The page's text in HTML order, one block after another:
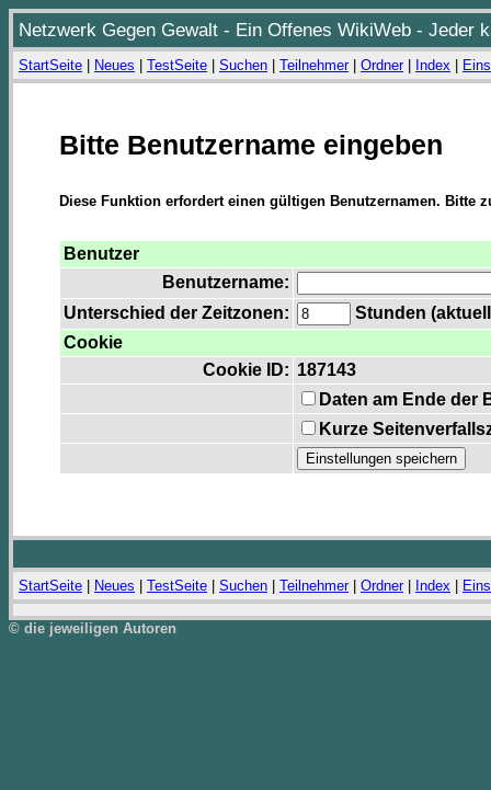
Netzwerk Gegen Gewalt - Ein Offenes WikiWeb - Jeder
StartSeite Neues TestSeite Suchen Teilnehmer| Ordner| Index
Bitte Benutzername eingeben
Diese Funktion erfordert einen gültigen Benutzernamen. Bitte
Benutzer
Benutzername:
Unterschied der Zeitzonen:
Stunden
Cookie
Cookie ID: 187143
Daten am Ende der
Kurze
StartSeite Neues TestSeite Suchen Teilnehmer| Ordner| Index
© die jeweiligen Autoren